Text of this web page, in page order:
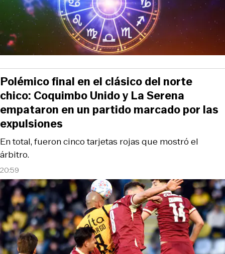
20:59
En total, fueron cinco tarjetas rojas que mostró el
árbitro.
Polémico final en el clásico del norte
chico: Coquimbo Unido y La Serena
empataron en un partido marcado por las
expulsiones